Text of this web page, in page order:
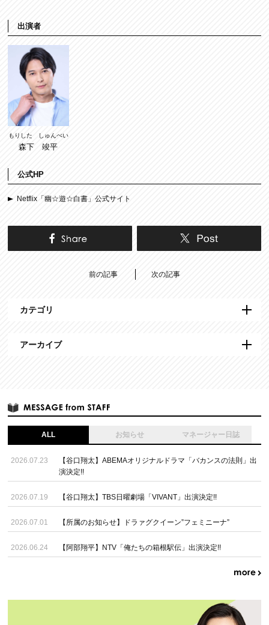
出演者
もりした しゅんぺい
森下 竣平
公式HP
Netflix「幽☆遊☆白書」公式サイト
前の記事 次の記事
カテゴリ
アーカイブ
ALL お知らせ マネージャー日誌
2026.07.23
【谷口翔太】ABEMAオリジナルドラマ「バカンスの法則」出
演決定!!
2026.07.19 【谷口翔太】TBS日曜劇場「VIVANT」出演決定!!
2026.07.01 【所属のお知らせ】ドラァグクイーン”フェミニーナ”
2026.06.24 【阿部翔平】NTV「俺たちの箱根駅伝」出演決定!!